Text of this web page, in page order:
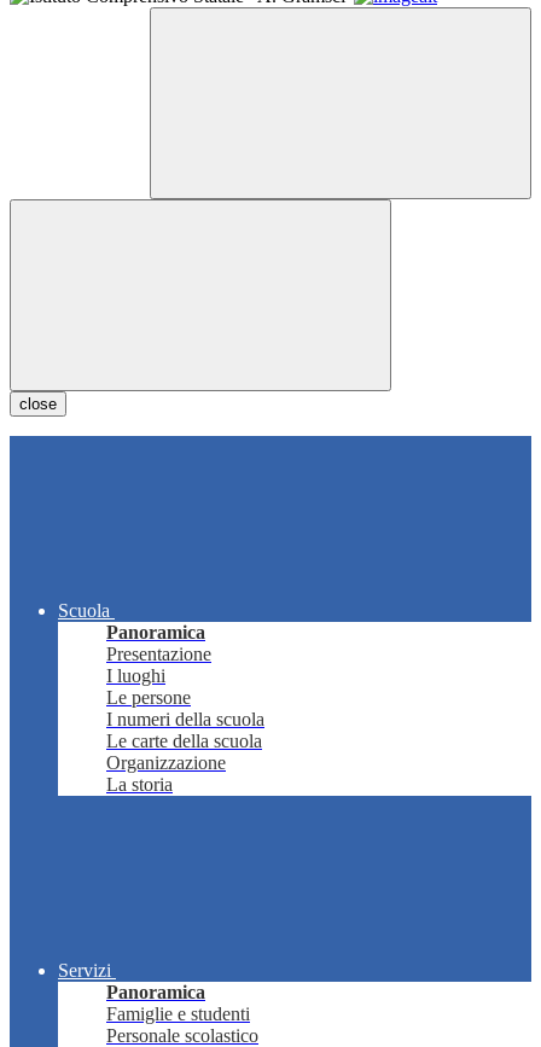
close
Scuola
Panoramica
Presentazione
I luoghi
Le persone
I numeri della scuola
Le carte della scuola
Organizzazione
La storia
Servizi
Panoramica
Famiglie e studenti
Personale scolastico